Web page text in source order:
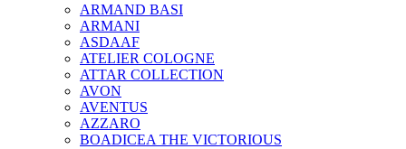
ARMAND BASI
ARMANI
ASDAAF
ATELIER COLOGNE
ATTAR COLLECTION
AVON
AVENTUS
AZZARO
BOADICEA THE VICTORIOUS